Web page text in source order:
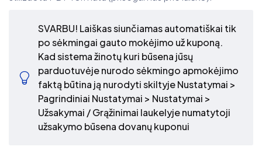
SVARBU! Laiškas siunčiamas automatiškai tik
po sėkmingai gauto mokėjimo už kuponą.
Kad sistema žinotų kuri būsena jūsų
parduotuvėje nurodo sėkmingo apmokėjimo
faktą būtina ją nurodyti skiltyje Nustatymai >
Pagrindiniai Nustatymai > Nustatymai >
Užsakymai / Grąžinimai laukelyje numatytoji
užsakymo būsena dovanų kuponui